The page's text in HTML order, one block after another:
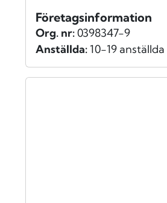
Företagsinformation
Org. nr:0398347-9
Anställda:10-19 anställda